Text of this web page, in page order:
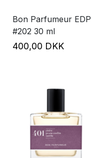
Bon Parfumeur EDP
#202 30 ml
400,00 DKK